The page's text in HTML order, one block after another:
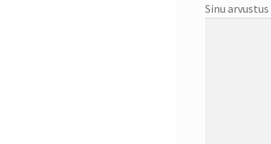
Sinu arvustus